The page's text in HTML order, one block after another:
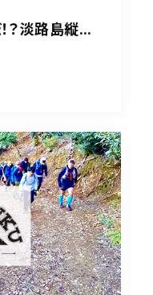
？淡路島縦...